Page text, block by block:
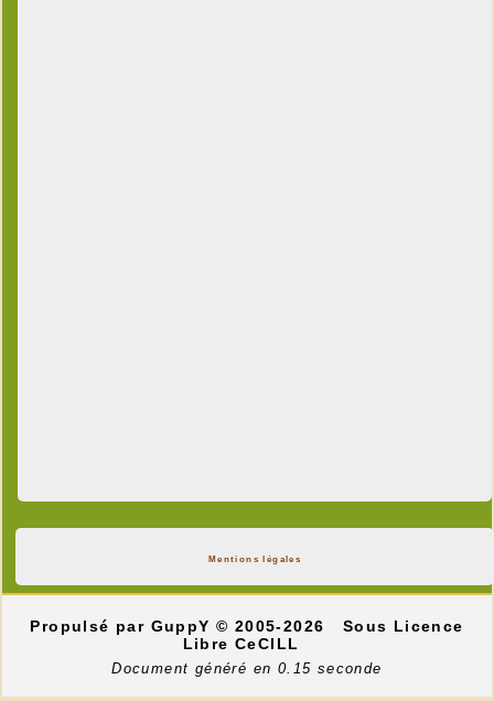
Mentions légales
Propulsé par GuppY© 2005-2026
Sous Licence
Libre CeCILL
Document généré en 0.15 seconde